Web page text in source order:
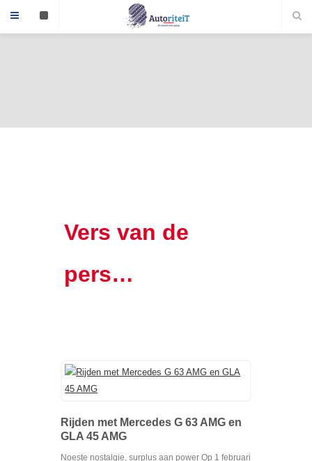
Vers van de
pers…
Rijden met Mercedes G 63 AMG en
GLA 45 AMG
Noeste nostalgie, surplus aan power Op 1 februari